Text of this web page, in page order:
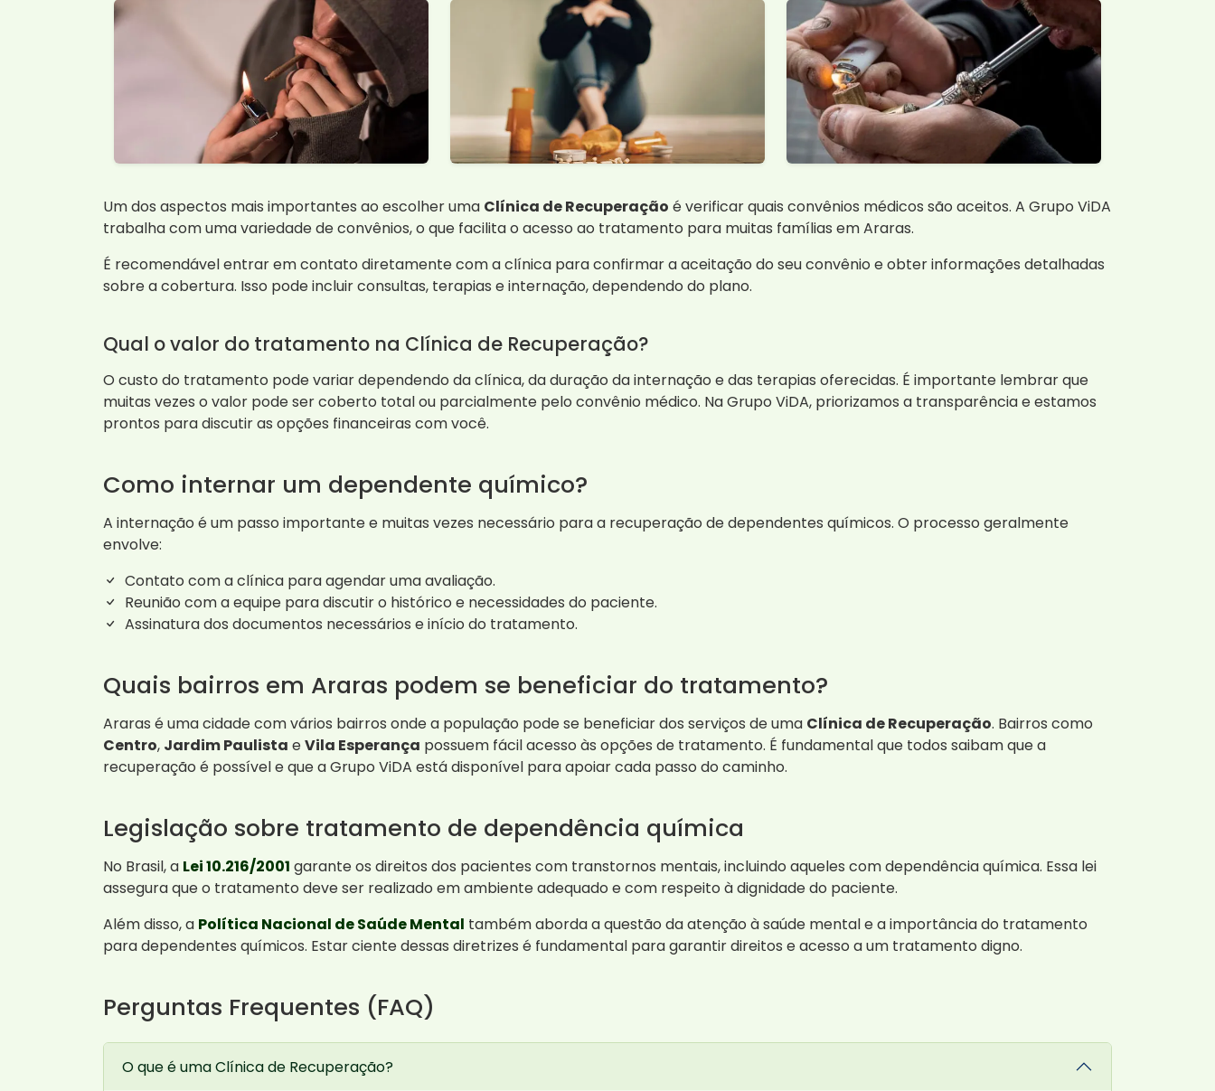
Um dos aspectos mais importantes ao escolher uma Clínica de Recuperação é verificar quais convênios médicos são aceitos. A Grupo ViDA
trabalha com uma variedade de convênios, o que facilita o acesso ao tratamento para muitas famílias em Araras.
É recomendável entrar em contato diretamente com a clínica para confirmar a aceitação do seu convênio e obter informações detalhadas
sobre a cobertura. Isso pode incluir consultas, terapias e internação, dependendo do plano.
Qual o valor do tratamento na Clínica de Recuperação?
O custo do tratamento pode variar dependendo da clínica, da duração da internação e das terapias oferecidas. É importante lembrar que
muitas vezes o valor pode ser coberto total ou parcialmente pelo convênio médico. Na Grupo ViDA, priorizamos a transparência e estamos
prontos para discutir as opções financeiras com você.
Como internar um dependente químico?
A internação é um passo importante e muitas vezes necessário para a recuperação de dependentes químicos. O processo geralmente
envolve:
Contato com a clínica para agendar uma avaliação.
Reunião com a equipe para discutir o histórico e necessidades do paciente.
Assinatura dos documentos necessários e início do tratamento.
Quais bairros em Araras podem se beneficiar do tratamento?
Araras é uma cidade com vários bairros onde a população pode se beneficiar dos serviços de uma Clínica de Recuperação. Bairros como
Centro, Jardim Paulista eVila Esperança possuem fácil acesso às opções de tratamento. É fundamental que todos saibam que a
recuperação é possível e que a Grupo ViDA está disponível para apoiar cada passo do caminho.
Legislação sobre tratamento de dependência química
No Brasil, a Lei 10.216/2001 garante os direitos dos pacientes com transtornos mentais, incluindo aqueles com dependência química. Essa lei
assegura que o tratamento deve ser realizado em ambiente adequado e com respeito à dignidade do paciente.
Além disso, a Política Nacional de Saúde Mental também aborda a questão da atenção à saúde mental e a importância do tratamento
para dependentes químicos. Estar ciente dessas diretrizes é fundamental para garantir direitos e acesso a um tratamento digno.
Perguntas Frequentes (FAQ)
O que é uma Clínica de Recuperação?